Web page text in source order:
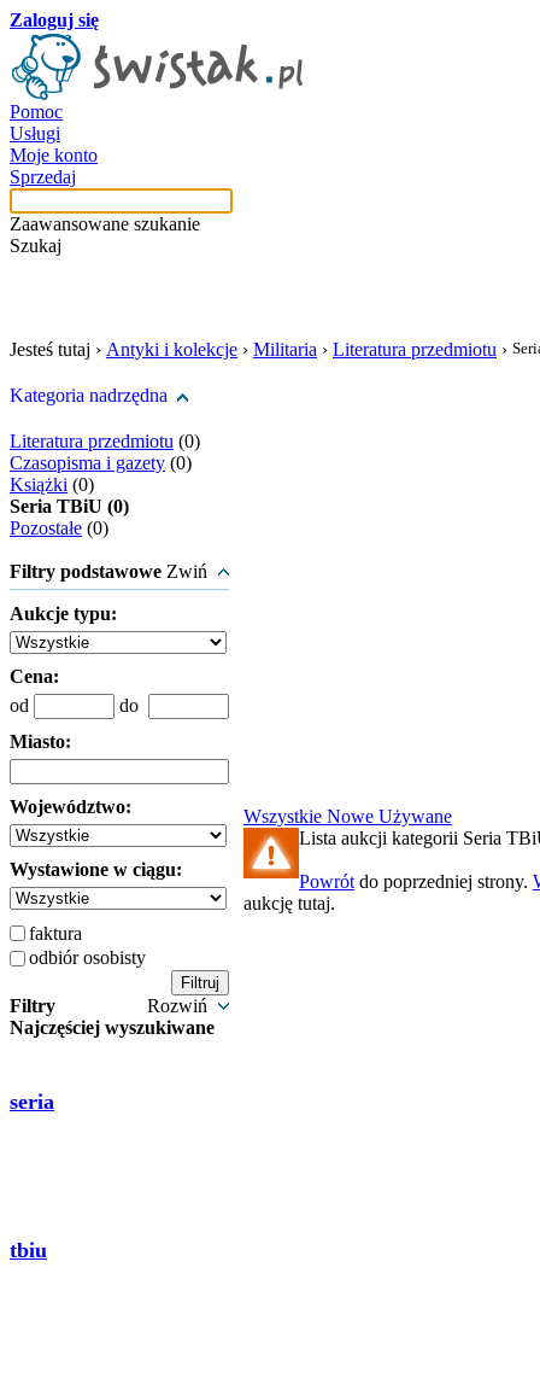
Zaloguj się
Pomoc
Usługi
Moje konto
Sprzedaj
Zaawansowane szukanie
Szukaj
Jesteś tutaj › Antyki i kolekcje › Militaria › Literatura przedmiotu ›
Kategoria nadrzędna
Literatura przedmiotu (0)
Czasopisma i gazety (0)
Książki (0)
Seria TBiU (0)
Pozostałe (0)
Filtry podstawowe Zwiń
Aukcje typu:
Cena:
od
do
Miasto:
Województwo:
Wystawione w ciągu:
faktura
odbiór osobisty
Filtry
Rozwiń
Najczęściej wyszukiwane
seria
tbiu
Wszystkie Nowe Używane
Lista aukcji kategorii Seria
Powrót do poprzedniej strony.
aukcję tutaj.